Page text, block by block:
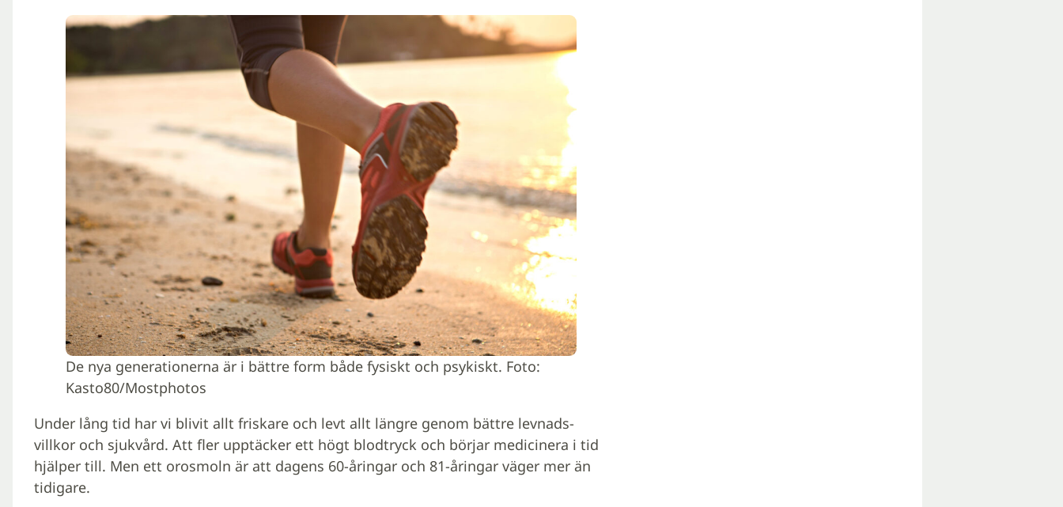
De nya generationerna är i bättre form både fysiskt och psykiskt. Foto:
Kasto80/Mostphotos
Under lång tid har vi blivit allt friskare och levt allt längre genom bättre levnads-
villkor och sjukvård. Att fler upptäcker ett högt blodtryck och börjar medicinera i tid
hjälper till. Men ett orosmoln är att dagens 60-åringar och 81-åringar väger mer än
tidigare.